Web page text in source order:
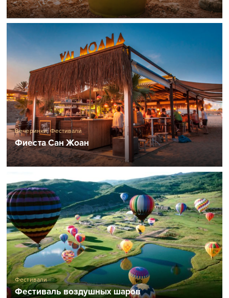
Вечеринки,Фестивали
Фиеста Сан Жоан
Фестивали
Фестиваль воздушных шаров